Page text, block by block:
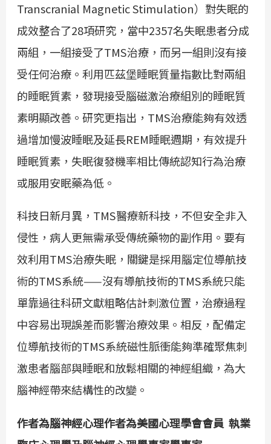
Transcranial Magnetic Stimulation）對失眠的
成效整合了28項研究，當中2357名失眠患者分成
兩組，一組接受了TMS治療，而另一組則沒有接
受任何治療。利用匹茲堡睡眠質量指數比對兩組
的睡眠質素，發現接受腦磁激治療組別的睡眠質
素明顯改善。研究更指出，TMS治療能夠有效透
過增加慢波睡眠及延長REM睡眠週期，有效提升
睡眠質素，失眠復發機率相比傳統認知行為治療
或服用安眠藥為低。
科技日新月異，TMS醫療新科技，不但安全非入
侵性，病人更無需承受傳統藥物的副作用。要有
效利用TMS治療失眠，關鍵是採用腦定位導航技
術的TMS系統——沒有導航技術的TMS系統只能
單靠過往科研文獻粗略估計刺激位置，治療過程
中容易出現誤差而影響治療效果。相反，配備定
位導航技術的TMS系統磁性脈衝能夠準確聚焦刺
激患者腦部與睡眠和放鬆相關的神經組織，為大
腦神經帶來結構性的改變。
作者為腦神經心理作者為美國心理學會會員 執業